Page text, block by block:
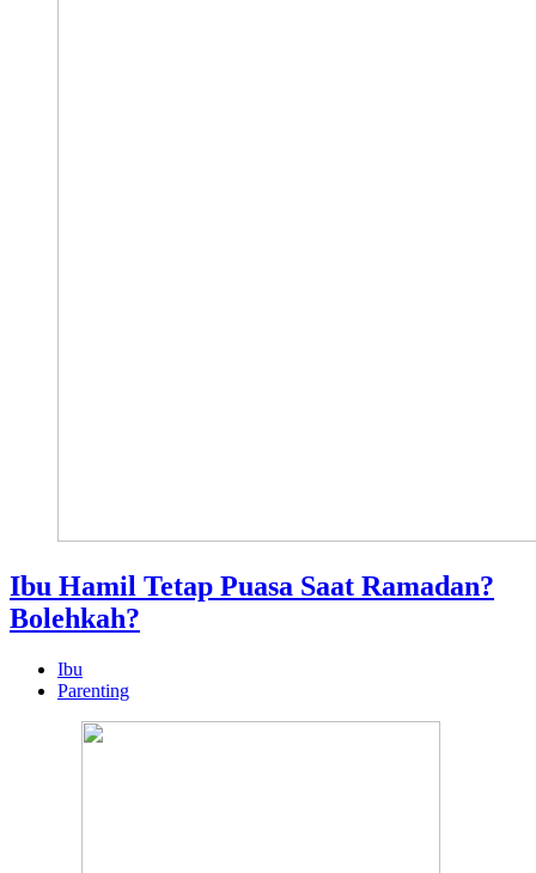
Ibu Hamil Tetap Puasa Saat Ramadan?
Bolehkah?
Ibu
Parenting